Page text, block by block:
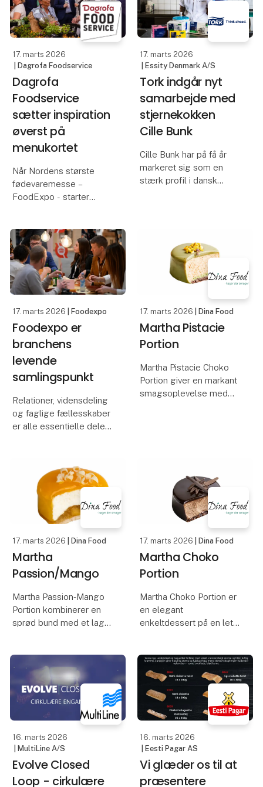
17. marts 2026
| Dagrofa Foodservice
Dagrofa
Foodservice
sætter inspiration
øverst på
menukortet
Når Nordens største
fødevaremesse –
FoodExpo - starter
Dagrofa Foodservice
med ambitionen om at
sætte madnørderi og
inspiration til
professionelle køkkener
17. marts 2026
| Essity Denmark A/S
Tork indgår nyt
samarbejde med
stjernekokken
Cille Bunk
Cille Bunk har på få år
markeret sig som en
stærk profil i dansk
samtidig er hun en del af
kokkelandsholdet frem
mod VM i 202
17. marts 2026 | Foodexpo
Foodexpo er
branchens
levende
samlingspunkt
Relationer, vidensdeling
og faglige fællesskaber
er alle essentielle dele
fødevarebranchens
forskellige faggrupper
at mødes, netværke og
spejle sig i hinanden.
Foodexpo finde
17. marts 2026 | Dina Food
Martha Pistacie
Portion
Martha Pistacie Choko
Portion giver en markant
smagsoplevelse med
17. marts 2026 | Dina Food
Martha
Passion/Mango
Martha Passion‑Mango
Portion kombinerer en
sprød bund med et lag
mousse. Den
glacerede overflade
giver et blankt og
farveintensivt udtry
17. marts 2026 | Dina Food
Martha Choko
Portion
Martha Choko Portion er
en elegant
enkeltdessert på en let
chokoladeganache og
en luftig mousse med
dyb kakaosmag. Den
blanke, glacerede
overflade giver et
16. marts 2026
| MultiLine A/S
Evolve Closed
Loop - cirkulære
16. marts 2026
| Eesti Pagar AS
Vi glæder os til at
præsentere